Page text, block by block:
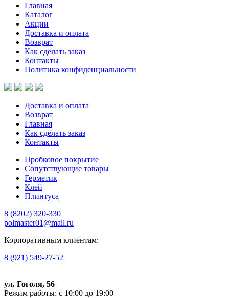
Главная
Каталог
Акции
Доставка и оплата
Возврат
Как сделать заказ
Контакты
Политика конфиденциальности
Доставка и оплата
Возврат
Главная
Как сделать заказ
Контакты
Пробковое покрытие
Сопутствующие товары
Герметик
Клей
Плинтуса
8 (8202) 320-330
polmaster01@mail.ru
Корпоративным клиентам:
8 (921) 549-27-52
ул. Гоголя, 56
Режим работы: с 10:00 до 19:00